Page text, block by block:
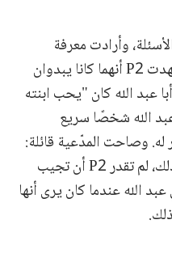
وأرادت معرفة
طبيعة العلاقة بين المتّهمَين. فشهدت P2 أنهما كانا يبدوان
عبد الله كان "يحب ابنته
الله شخصًا سريع
له. وصاحت المدّعية قائلة:
"لكنه لم يكن يعتذر أبدًا". وبعد ذلك، لم تقدر P2 أن تجيب
الله عندما كان يرى أنها